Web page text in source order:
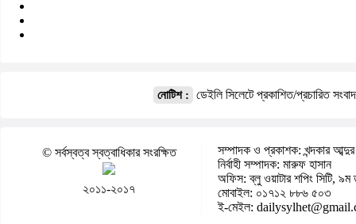
নোটিশ : ডেইলি সিলেটে প্রকাশিত/প্রচারিত
© সর্বস্বত্ব স্বত্বাধিকার সংরক্ষিত
২০১১-২০১৭
সম্পাদক ও প্রকাশক: খন্দকার আব্দুর
নির্বাহী সম্পাদক: মারুফ হাসান
অফিস: ব্লু ওয়াটার শপিং সিটি, ৯ম
মোবাইল: ০১৭১২ ৮৮৬ ৫০৩
ই-মেইল: